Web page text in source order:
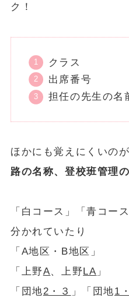
ク！
クラス
出席番号
担任の先生の名
ほかにも覚えにくいの
路の名称、登校班管理
「白コース」「青コー
分かれていたり
「A地区・B地区」
「上野A、上野LA 」
「団地2・３ 」「団地1